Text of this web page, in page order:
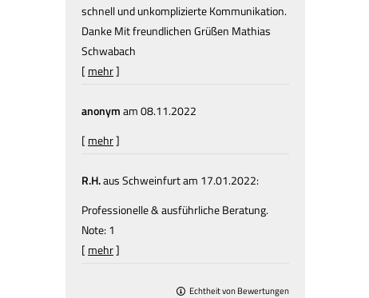
schnell und unkomplizierte Kommunikation.
Danke Mit freundlichen Grüßen Mathias
Schwabach
[ mehr]
anonymam 08.11.2022
[ mehr]
R.H.aus Schweinfurtam 17.01.2022:
Professionelle & ausführliche Beratung.
Note: 1
[ mehr]
Echtheit von Bewertungen